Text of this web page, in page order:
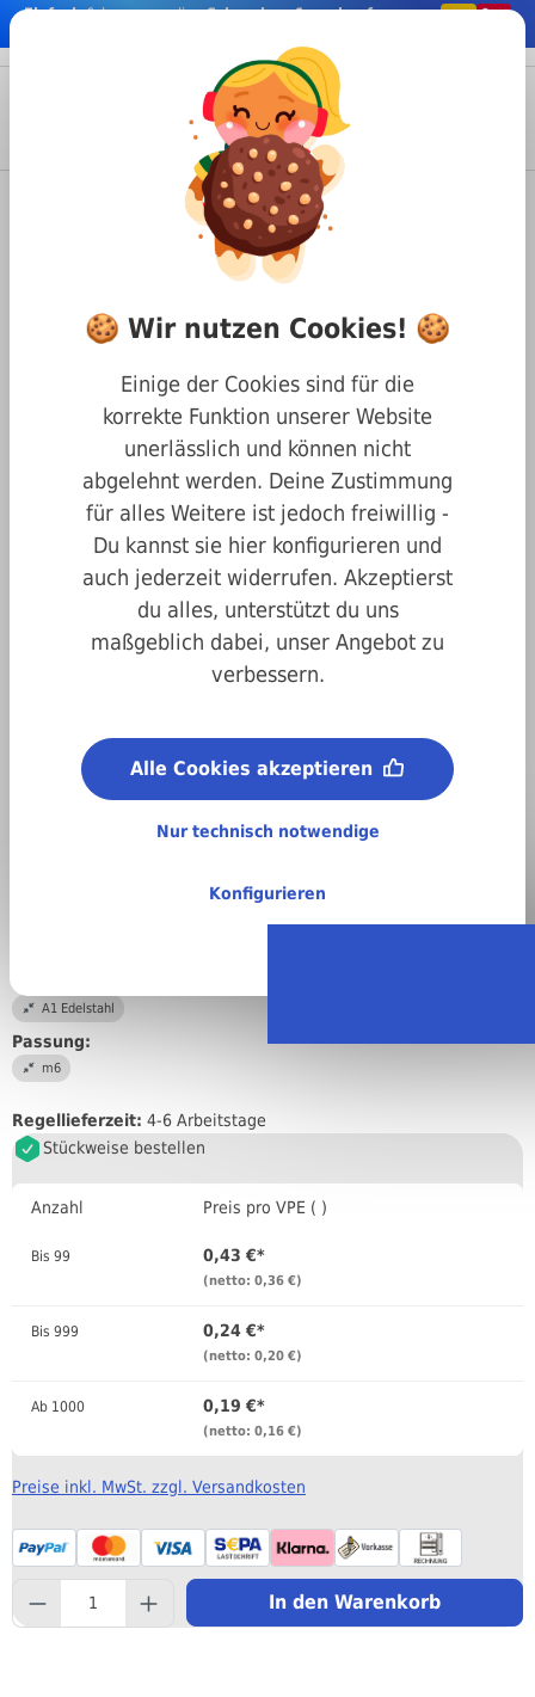
springen
Einfach& bequem onlineSchrauben & co. kaufen
Anmelden
Befestigungstechnik Nägel & Stifte
Zylinderstift Form A Toleranzfeld m6 DIN 7 Edelstahl 1.4305
Zylinderstift Form A
Toleranzfeld m6 DIN 7
Edelstahl 1.4305 4 x 36
02000m7040036
Durchmesser:
A1 Edelstahl
Passung:
m6
Regellieferzeit: 4-6 Arbeitstage
Stückweise bestellen
Anzahl Preis pro VPE ( )
Bis 99 0,43 €*
(netto: 0,36 €)
Bis 999 0,24 €*
(netto: 0,20 €)
Ab 1000 0,19 €*
(netto: 0,16 €)
Preise inkl. MwSt. zzgl. Versandkosten
In den Warenkorb
🍪 Wir nutzen Cookies! 🍪
Einige der Cookies sind für die
korrekte Funktion unserer Website
unerlässlich und können nicht
abgelehnt werden. Deine Zustimmung
für alles Weitere ist jedoch freiwillig -
Du kannst sie hier konfigurieren und
auch jederzeit widerrufen. Akzeptierst
du alles, unterstützt du uns
maßgeblich dabei, unser Angebot zu
verbessern.
Alle Cookies akzeptieren
Nur technisch notwendige
Konfigurieren